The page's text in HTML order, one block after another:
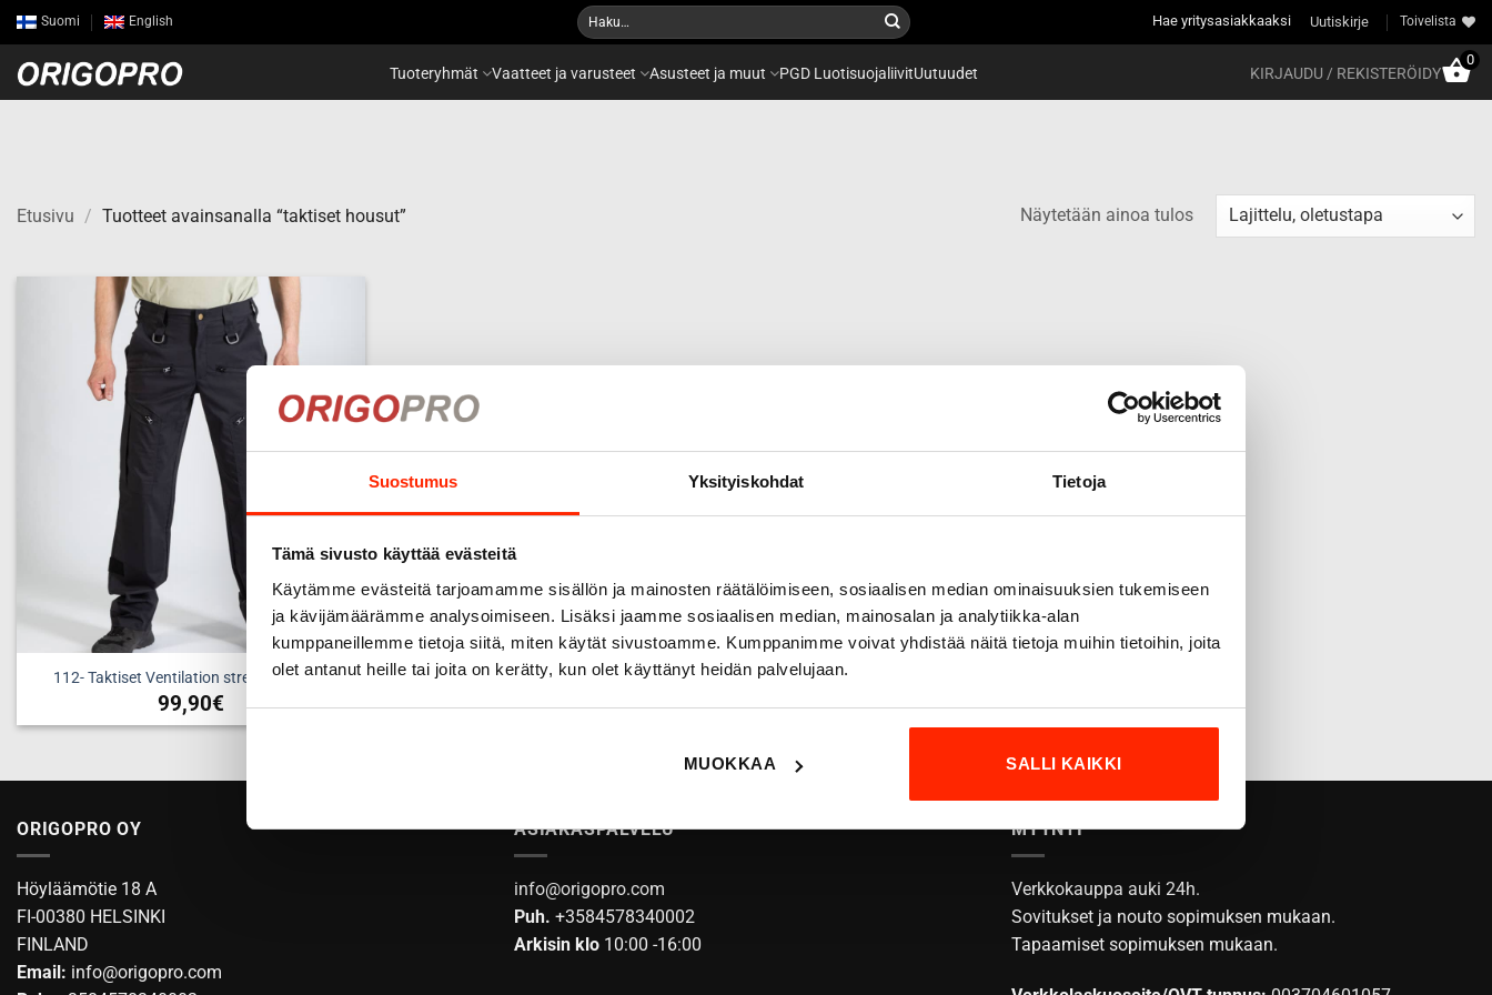
Suostumus Yksityiskohdat Tietoja
Tämä sivusto käyttää evästeitä
Käytämme evästeitä tarjoamamme sisällön ja mainosten räätälöimiseen, sosiaalisen median ominaisuuksien tukemiseen
ja kävijämäärämme analysoimiseen. Lisäksi jaamme sosiaalisen median, mainosalan ja analytiikka-alan
kumppaneillemme tietoja siitä, miten käytät sivustoamme. Kumppanimme voivat yhdistää näitä tietoja muihin tietoihin, joita
olet antanut heille tai joita on kerätty, kun olet käyttänyt heidän palvelujaan.
MUOKKAA SALLI KAIKKI
Skip
to
content
Suomi English Etsi: Hae yritysasiakkaaksi Uutiskirje Toivelista
Tuoteryhmät Vaatteet ja varusteet Asusteet ja muut PGD LuotisuojaliivitUutuudet KIRJAUDU / REKISTERÖIDY
0
Etusivu / Tuotteet avainsanalla “taktiset housut” Näytetään ainoa tulos
112- Taktiset Ventilation stretch -housut
99,90€
Tällä
on
muunnelma.
ORIGOPRO OY
Höyläämötie 18 A
FI-00380 HELSINKI
FINLAND
Email: info@origopro.com
ASIAKASPALVELU
info@origopro.com
Puh. +3584578340002
Arkisin klo 10:00 -16:00
MYYNTI
Verkkokauppa auki 24h.
Sovitukset ja nouto sopimuksen mukaan.
Tapaamiset sopimuksen mukaan.